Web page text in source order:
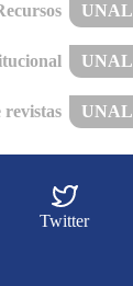
UNAL
UNAL
revistas UNAL
Twitter